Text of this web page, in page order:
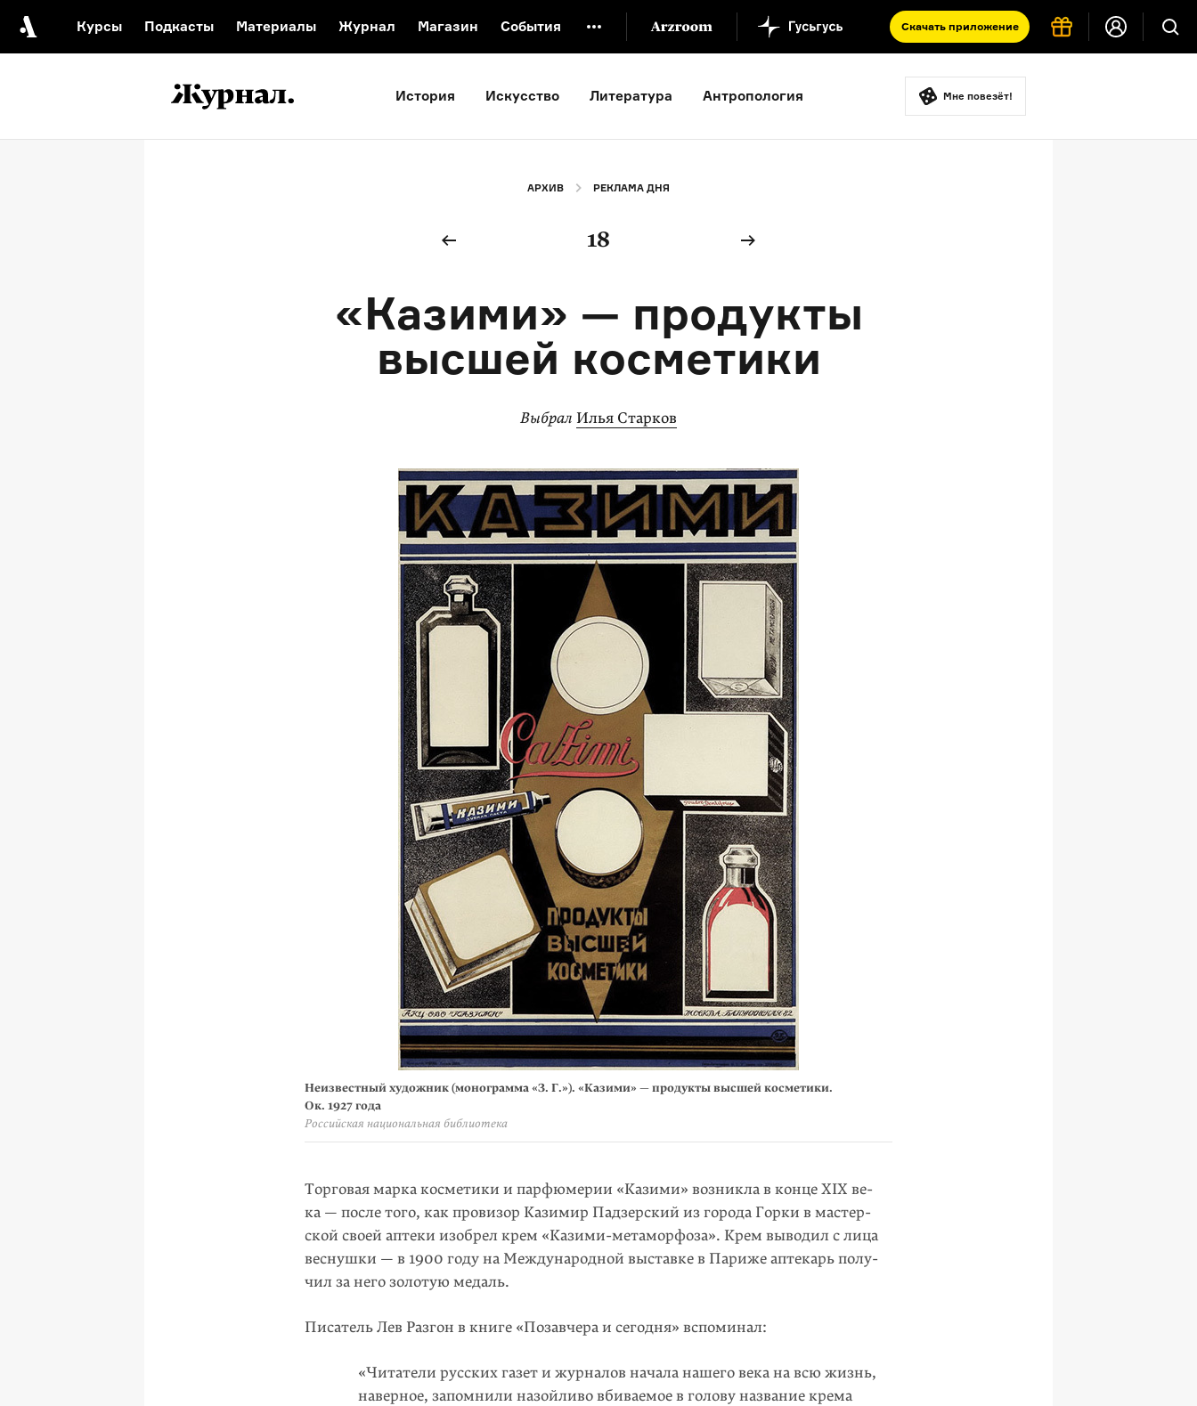
Курсы Подкасты Материалы Журнал Магазин События Скачать приложение
Видеоистория русской культуры
Русский язык от «гой еси» до «лол кек»
Что такое античность
История Искусство Литература Антропология Мне повезёт!
АРХИВ РЕКЛАМА ДНЯ
18
«Казими» — продукты
высшей косметики
Выбрал Илья Старков
Неизвестный художник (монограмма «З. Г.»). «Казими» — продук­ты высшей косметики.
Ок. 1927 года
Российская национальная библиотека
Торговая марка косметики и парфюмерии «Казими» возникла в конце XIX ве­
ка — после того, как провизор Казимир Падзерский из города Горки в мастер­
ской своей аптеки изобрел крем «Казими-метаморфоза». Крем выводил с лица
веснушки — в 1900 году на Международной выставке в Париже аптекарь полу­
чил за него золотую медаль.
Писатель Лев Разгон в книге «Позавчера и сегодня» вспоминал:
«Читатели русских газет и журналов начала нашего века на всю жизнь,
наверное, запомнили назойливо вбиваемое в голову название крема